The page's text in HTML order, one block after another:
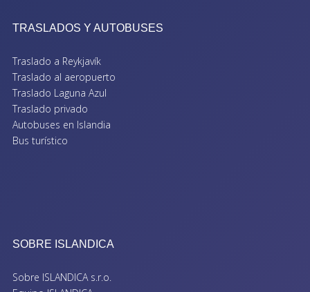
TRASLADOS Y AUTOBUSES
Traslado a Reykjavík
Traslado al aeropuerto
Traslado Laguna Azul
Traslado privado
Autobuses en Islandia
Bus turístico
SOBRE ISLANDICA
Sobre ISLANDICA s.r.o.